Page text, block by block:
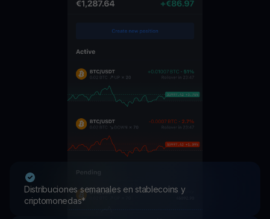
Distribuciones semanales en stablecoins y
criptomonedas*